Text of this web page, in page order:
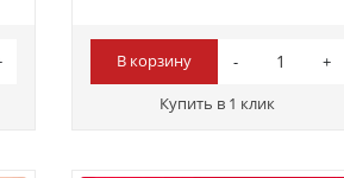
В корзину
Купить в 1 клик